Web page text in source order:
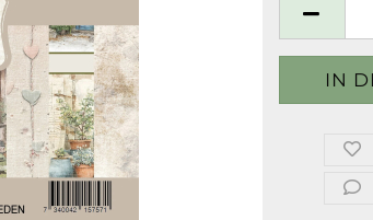
Stück